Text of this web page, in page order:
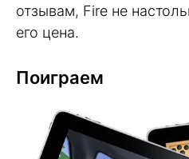
отзывам, Fire не
его цена.
Поиграем